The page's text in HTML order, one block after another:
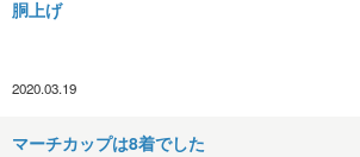
胴上げ
2020.03.19
マーチカップは8着でした